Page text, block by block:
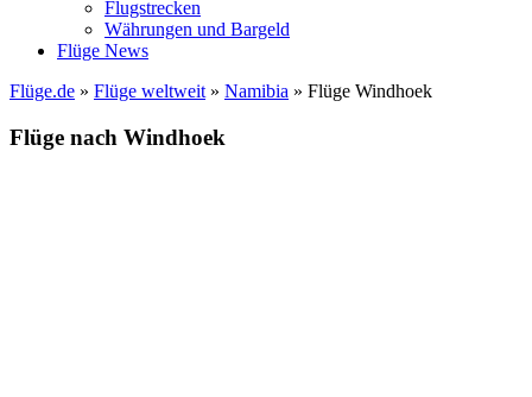
Flugstrecken
Währungen und Bargeld
Flüge News
Flüge.de » Flüge weltweit » Namibia » Flüge Windhoek
Flüge nach Windhoek